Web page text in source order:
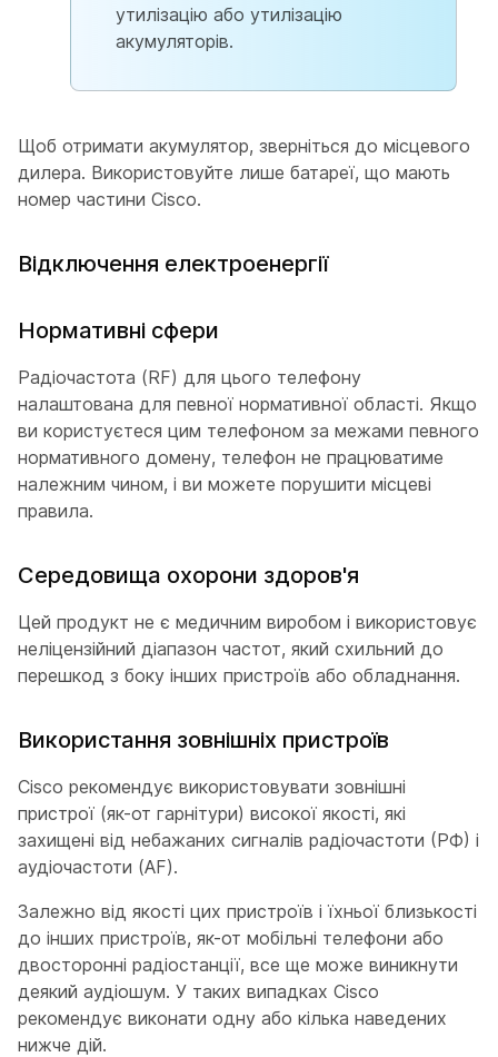
утилізацію або утилізацію
акумуляторів.
Щоб отримати акумулятор, зверніться до місцевого
дилера. Використовуйте лише батареї, що мають
номер частини Cisco.
Відключення електроенергії
Нормативні сфери
Радіочастота (RF) для цього телефону
налаштована для певної нормативної області. Якщо
ви користуєтеся цим телефоном за межами певного
нормативного домену, телефон не працюватиме
належним чином, і ви можете порушити місцеві
правила.
Середовища охорони здоров'я
Цей продукт не є медичним виробом і використовує
неліцензійний діапазон частот, який схильний до
перешкод з боку інших пристроїв або обладнання.
Використання зовнішніх пристроїв
Cisco рекомендує використовувати зовнішні
пристрої (як-от гарнітури) високої якості, які
захищені від небажаних сигналів радіочастоти (РФ) і
аудіочастоти (AF).
Залежно від якості цих пристроїв і їхньої близькості
до інших пристроїв, як-от мобільні телефони або
двосторонні радіостанції, все ще може виникнути
деякий аудіошум. У таких випадках Cisco
рекомендує виконати одну або кілька наведених
нижче дій.